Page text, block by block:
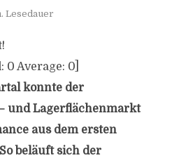
Lesedauer
0 Average: 0]
konnte der
und Lagerflächenmarkt
aus dem ersten
beläuft sich der